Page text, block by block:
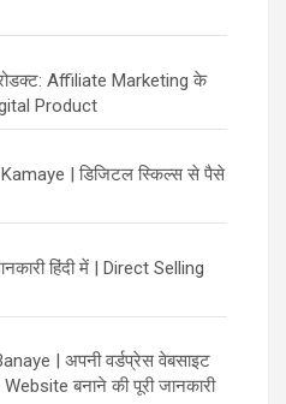
Affiliate Marketing के
Product
| डिजिटल स्किल्स से पैसे
हिंदी में | Direct Selling
| अपनी वर्डप्रेस वेबसाइट
बनाने की पूरी जानकारी